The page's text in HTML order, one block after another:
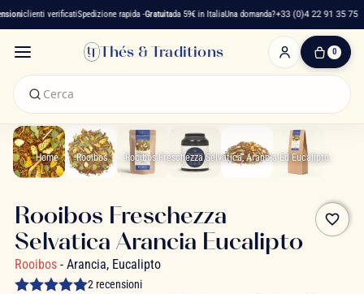
clienti verificatiSpedizione rapida -Gratuitada 59€ in ItaliaUna domanda?+33 (0)4 22 91 35 75
Thés & Traditions 0
0
Mio
Carrello
Home Rooibos Rooibos Freschezza Selvatica, Arancia Ed Eucalipto
favorite_border
Rooibos Freschezza
Selvatica Arancia Eucalipto
Rooibos - Arancia, Eucalipto
2 recensioni